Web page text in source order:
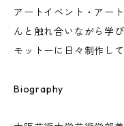
アートイベント・アー
んと触れ合いながら学
モットーに日々制作して
Biography